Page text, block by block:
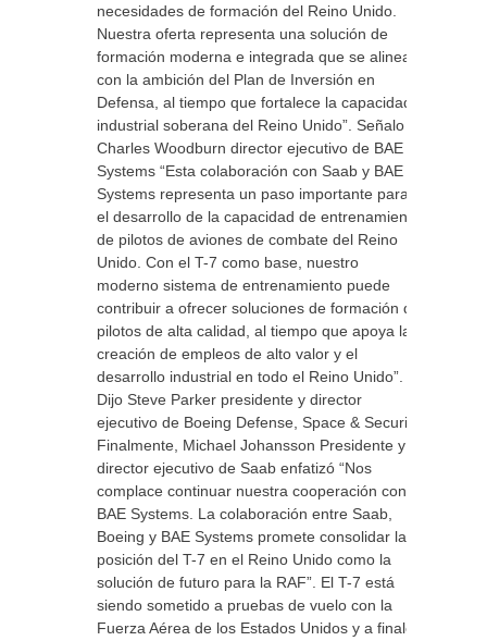
necesidades de formación del Reino Unido.
Nuestra oferta representa una solución de
formación moderna e integrada que se alinea
con la ambición del Plan de Inversión en
Defensa, al tiempo que fortalece la capacidad
industrial soberana del Reino Unido”. Señalo
Charles Woodburn director ejecutivo de BAE
Systems “Esta colaboración con Saab y BAE
Systems representa un paso importante para
el desarrollo de la capacidad de entrenamiento
de pilotos de aviones de combate del Reino
Unido. Con el T-7 como base, nuestro
moderno sistema de entrenamiento puede
contribuir a ofrecer soluciones de formación de
pilotos de alta calidad, al tiempo que apoya la
creación de empleos de alto valor y el
desarrollo industrial en todo el Reino Unido”.
Dijo Steve Parker presidente y director
ejecutivo de Boeing Defense, Space & Security.
Finalmente, Michael Johansson Presidente y
director ejecutivo de Saab enfatizó “Nos
complace continuar nuestra cooperación con
BAE Systems. La colaboración entre Saab,
Boeing y BAE Systems promete consolidar la
posición del T-7 en el Reino Unido como la
solución de futuro para la RAF”. El T-7 está
siendo sometido a pruebas de vuelo con la
Fuerza Aérea de los Estados Unidos y a finales